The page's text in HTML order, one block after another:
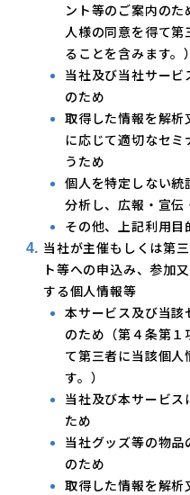
ント等のご案内の
人様の同意を得て第
ることを含みます。）
当社及び当社サー
のため
取得した情報を解
に応じて適切なセ
うため
個人を特定しない統
分析し、広報・宣伝
その他、上記利用
当社が主催もしくは第
ト等への申込み、参加
する個人情報等
本サービス及び当該
のため（第４条第
て第三者に当該個
す。）
当社及び本サービ
ため
当社グッズ等の物
のため
取得した情報を解析